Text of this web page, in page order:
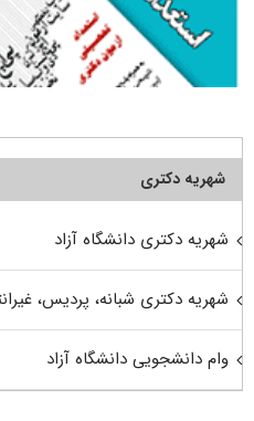
شهریه دکتری
شهریه دکتری دانشگاه آزاد
شهریه دکتری شبانه، پردیس،
وام دانشجویی دانشگاه آزاد